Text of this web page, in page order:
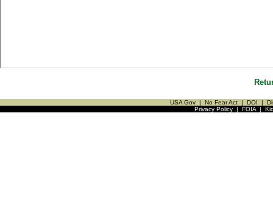
USA Gov | No Fear Act | DOI |
Privacy Policy| FOIA|